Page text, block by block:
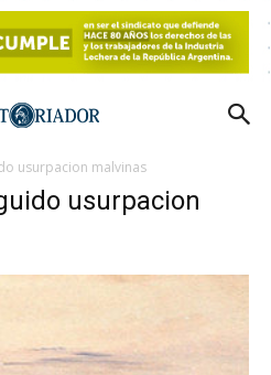
usurpacion malvinas
usurpacion